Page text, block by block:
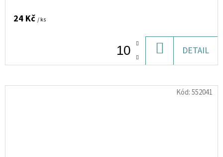
24 Kč / ks
KOŠÍKU
DETAIL
Kód:552041